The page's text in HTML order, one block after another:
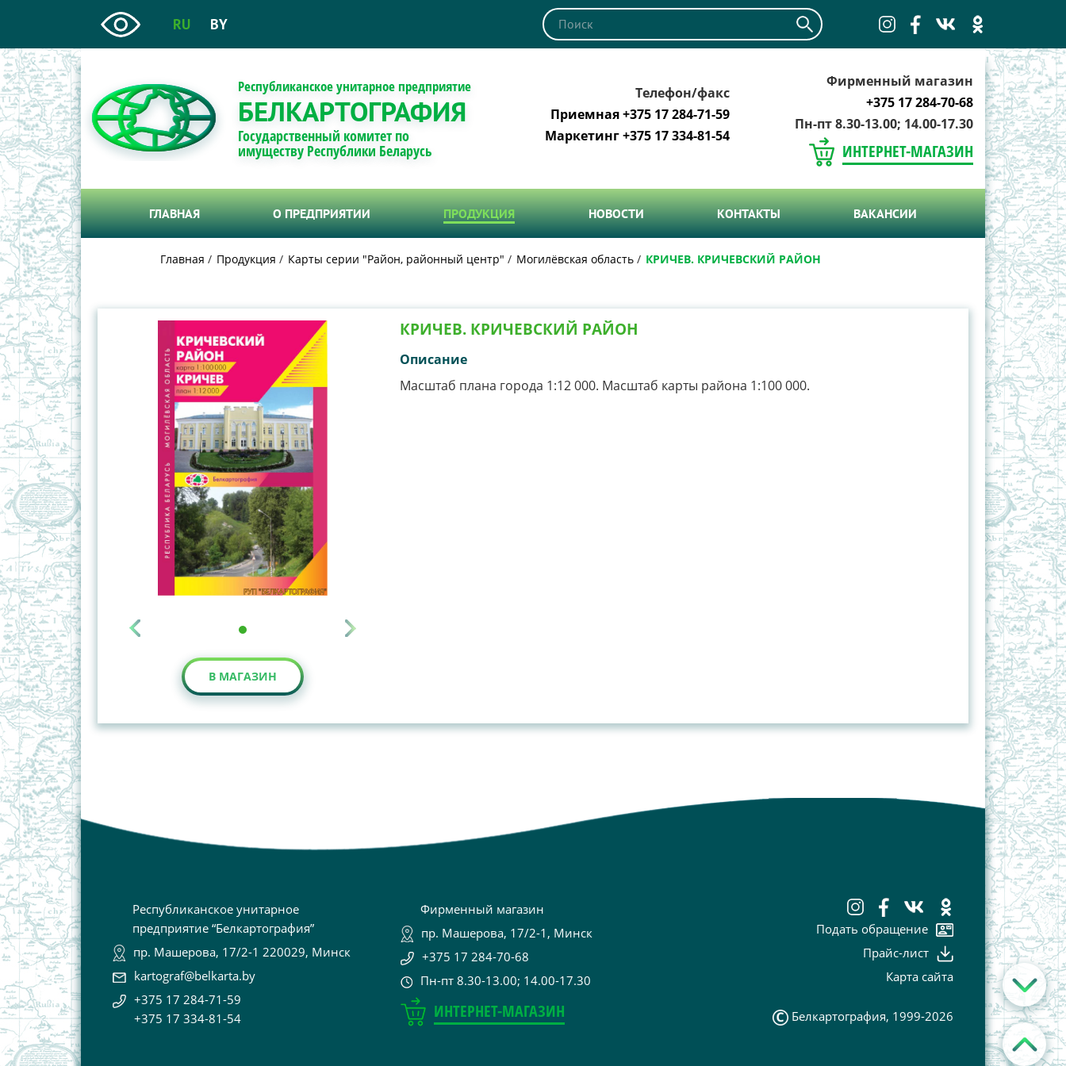
RU BY
Республиканское унитарное предприятие
БЕЛКАРТОГРАФИЯ
Государственный комитет по
имуществу Республики Беларусь
Телефон/факс
Приемная +375 17 284-71-59
Маркетинг +375 17 334-81-54
Фирменный магазин
+375 17 284-70-68
Пн-пт 8.30-13.00; 14.00-17.30
ИНТЕРНЕТ-МАГАЗИН
ГЛАВНАЯ О ПРЕДПРИЯТИИ ПРОДУКЦИЯ НОВОСТИ КОНТАКТЫ ВАКАНСИИ
Главная Продукция Карты серии "Район, районный центр" Могилёвская область КРИЧЕВ. КРИЧЕВСКИЙ РАЙОН
В МАГАЗИН
КРИЧЕВ. КРИЧЕВСКИЙ РАЙОН
Описание
Масштаб плана города 1:12 000. Масштаб карты района 1:100 000.
Республиканское унитарное
предприятие “Белкартография”
пр. Машерова, 17/2-1 220029, Минск
kartograf@belkarta.by
+375 17 284-71-59
+375 17 334-81-54
Фирменный магазин
пр. Машерова, 17/2-1, Минск
+375 17 284-70-68
Пн-пт 8.30-13.00; 14.00-17.30
ИНТЕРНЕТ-МАГАЗИН
Подать обращение
Прайс-лист
Карта сайта
Белкартография, 1999-2026